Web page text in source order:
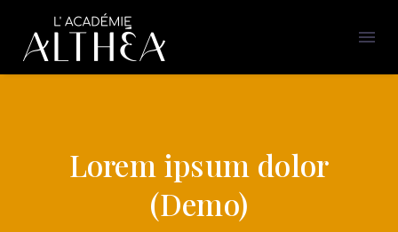
Lorem ipsum dolor
(Demo)